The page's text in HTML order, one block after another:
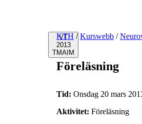
VT
2013
TMAIM
KTH / Kurswebb /
Föreläsning
Tid: Onsdag 20 mars
Aktivitet: Föreläsning